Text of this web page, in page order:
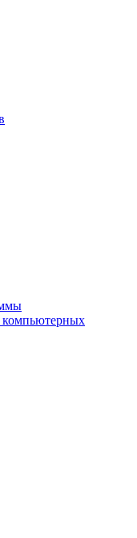
компьютерных